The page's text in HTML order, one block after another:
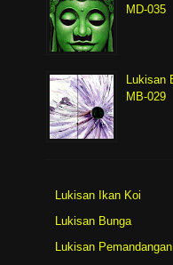
MD-035
MB-029
Lukisan Ikan Koi
Lukisan Bunga
Lukisan Pemandangan